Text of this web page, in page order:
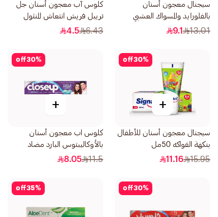
سيجنال معجون أسنان
بالفلورايد والمسواك العشبي
لمكافحة التسوس 120مل
13.01
9.1
كلوس آب معجون أسنان جل
تريبل فريش انتعاش المنثول
50مل
6.43
4.5
30%
off
+
سيجنال معجون أسنان للأطفال
بنكهة الفواكه 50مل
15.95
11.16
30%
off
+
كلوس اب معجون أسنان
بالأوكاليبتوس البارد مضاد
للبكتيريا 120مل
11.5
8.05
30%
off
35%
off